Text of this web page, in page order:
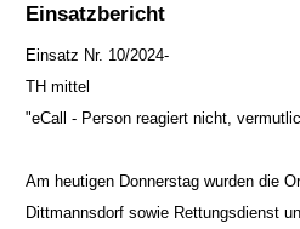
Einsatzbericht
Einsatz Nr. 10/2024-
TH mittel
"eCall - Person reagiert nicht,
Am heutigen Donnerstag wurden die
Dittmannsdorf sowie Rettungsdienst